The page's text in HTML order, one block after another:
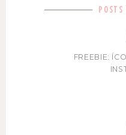
POSTS
FREEBIE: